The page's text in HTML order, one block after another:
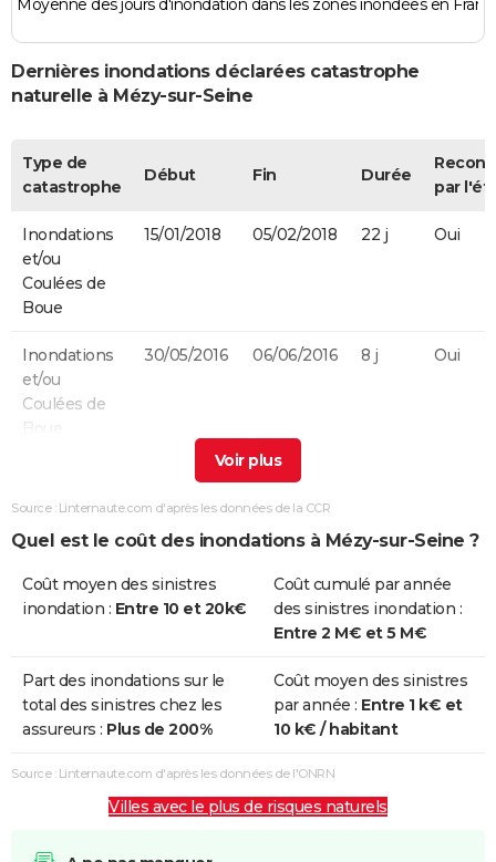
Moyenne des jours d'inondation dans les zones inondées en
Dernières inondations déclarées catastrophe
naturelle à Mézy-sur-Seine
Type de
catastrophe
Début Fin Durée
par
Inondations
et/ou
Coulées de
Boue
15/01/2018 05/02/2018 22 j Oui
Inondations
et/ou
Coulées de
Boue
30/05/2016 06/06/2016 8 j Oui
et/ou
Boue
02/10/2007 02/10/2007
Inondations
et/ou
25/03/2001 29/03/2001 5 j Oui
Inondations
et/ou
Coulées de
25/12/1999 29/12/1999 5 j Non
Source : Linternaute.com d'après les données de la CCR
Quel est le coût des inondations à Mézy-sur-Seine ?
Coût moyen des sinistres
inondation : Entre 10 et 20k€
Coût cumulé par année
des sinistres inondation :
Entre 2 M€ et 5 M€
Part des inondations sur le
total des sinistres chez les
assureurs : Plus de 200%
Coût moyen des sinistres
par année : Entre 1 k€ et
10 k€ / habitant
Source : Linternaute.com d'après les données de l'ONRN
Villes avec le plus de risques naturels